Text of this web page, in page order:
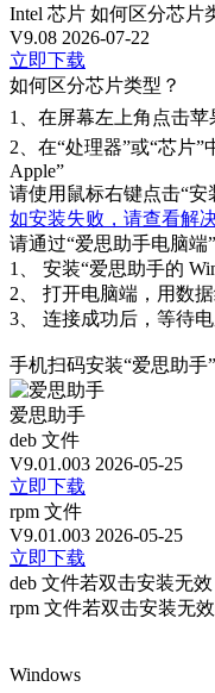
Intel 芯片 如何区分芯片
V9.08 2026-07-22
立即下载
如何区分芯片类型？
1、 在屏幕左上角点击苹
2、 在“处理器”或“芯片”
Apple”
请使用鼠标右键点击“安
如安装失败，请查看解
请通过“爱思助手电脑端
1、
安装“爱思助手的
2、
打开电脑端，用数
3、
连接成功后，等待
手机扫码安装“爱思助手”
爱思助手
deb 文件
V9.01.003 2026-05-25
立即下载
rpm 文件
V9.01.003 2026-05-25
立即下载
deb 文件若双击安装无效
rpm 文件若双击安装无
Windows